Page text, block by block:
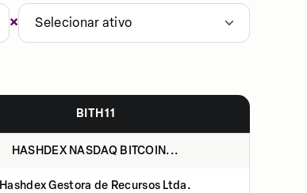
× Selecionar ativo
BITH11
HASHDEX NASDAQ BITCOIN...
Hashdex Gestora de Recursos Ltda.